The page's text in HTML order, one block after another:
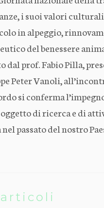
i suoi valori
in alpeggio,
del benessere
prof. Fabio Pilla,
Peter Vanoli,
si conferma
di ricerca e di
passato del nostro